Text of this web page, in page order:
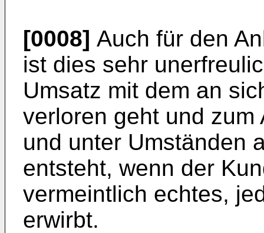
[0008] Auch für den
ist dies sehr
Umsatz mit dem an
verloren geht und
und unter Umständen
entsteht, wenn der
vermeintlich echtes,
erwirbt.